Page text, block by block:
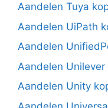
Aandelen Tuya
Aandelen UiPath
Aandelen
Aandelen Unilever
Aandelen Unity